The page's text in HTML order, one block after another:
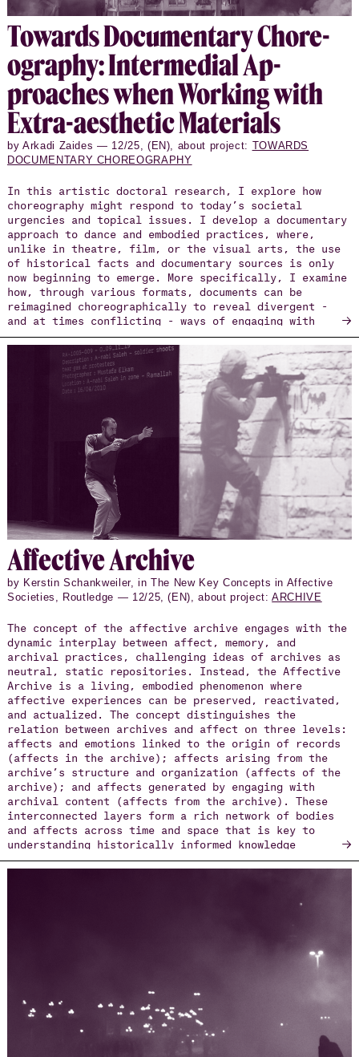
To­wards Doc­u­men­tary Chore­
og­ra­phy: In­ter­me­dial Ap­
proaches when Work­ing with
Extra-aes­thetic Ma­te­ri­als
by Arkadi Zaides — 12/25, (EN), about project: TOWARDS
DOCUMENTARY CHOREOGRAPHY
In this artistic doctoral research, I explore how
choreography might respond to today’s societal
urgencies and topical issues. I develop a documentary
approach to dance and embodied practices, where,
unlike in theatre, film, or the visual arts, the use
of historical facts and documentary sources is only
now beginning to emerge. More specifically, I examine
how, through various formats, documents can be
reimagined choreographically to reveal divergent -
and at times conflicting - ways of engaging with
society and the arts, particularly in times of
crisis.
The research unfolds through three major projects:
Necropolis, Necropolis-United, and The Cloud, each
exemplifying distinct strategies of societal
engagement and intermedial experimentation.
Necropolis confronts the deadly consequences of
migration through choreographic and cartographic
protocols that trace the burial locations of people
who have died on migration routes, while cooperating
with communities and institutions to bring dignity to
these deceased individuals. This work extends into
Necropolis-United: Integrated Data-Platform of Dead
and Missing Migrants in Europe (FWO I005522N, UGent,
2022–2026), an interdisciplinary project supported by
the Research Foundation - Flanders. This project
brings together artists, scholars, technologists, and
activists in the collaborative construction of
commemorative information systems honoring dead
migrant people and questioning the dissemination of
sensitive data in an ethical and sustainable way. The
Cloud expands the issue of migration to environmental
terrains, investigating the pervasive algorithmic
“cloud” of artificial intelligence within the context
of ecological crisis. It focuses specifically on the
Chernobyl catastrophe in an endeavor to explore the
entanglement of human and non-human agency as well as
material and immaterial infrastructures.
→
Af­fec­tive Archive
by Kerstin Schankweiler, in The New Key Concepts in Affective
Societies, Routledge — 12/25, (EN), about project:ARCHIVE
The concept of the affective archive engages with the
dynamic interplay between affect, memory, and
archival practices, challenging ideas of archives as
neutral, static repositories. Instead, the Affective
Archive is a living, embodied phenomenon where
affective experiences can be preserved, reactivated,
and actualized. The concept distinguishes the
relation between archives and affect on three levels:
affects and emotions linked to the origin of records
(affects in the archive); affects arising from the
archive’s structure and organization (affects of the
archive); and affects generated by engaging with
archival content (affects from the archive). These
interconnected layers form a rich network of bodies
and affects across time and space that is key to
understanding historically informed knowledge
production. The chapter traces key approaches from
poststructuralist theory, anthropology, and queer
practices that give rise to “affective witnessing”
affective archive reveals how emotions mobilize
negotiation over how societies feel about their pasts
and imagine their futures.
→